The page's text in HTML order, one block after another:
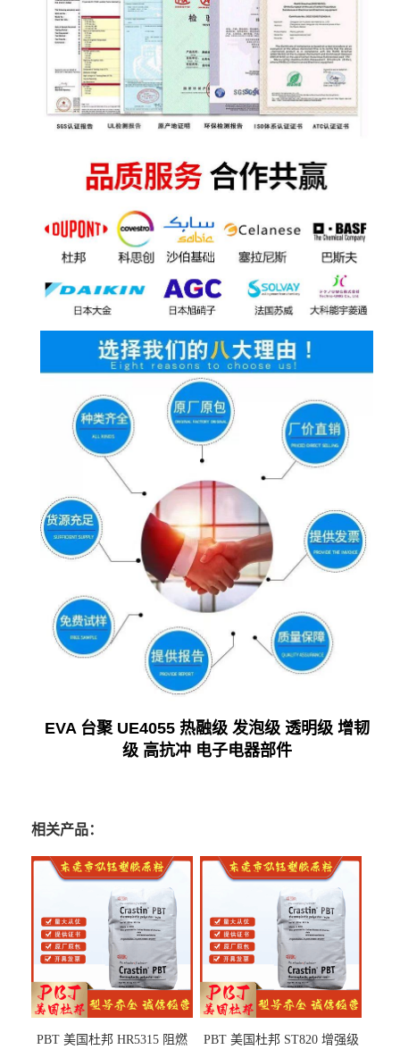
EVA 台聚 UE4055 热融级 发泡级 透明级 增韧
级 高抗冲 电子电器部件
相关产品：
PBT 美国杜邦 HR5315 阻燃
PBT 美国杜邦 ST820 增强级